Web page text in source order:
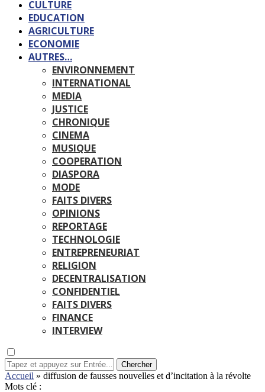
CULTURE
EDUCATION
AGRICULTURE
ECONOMIE
AUTRES…
ENVIRONNEMENT
INTERNATIONAL
MEDIA
JUSTICE
CHRONIQUE
CINEMA
MUSIQUE
COOPERATION
DIASPORA
MODE
FAITS DIVERS
OPINIONS
REPORTAGE
TECHNOLOGIE
ENTREPRENEURIAT
RELIGION
DECENTRALISATION
CONFIDENTIEL
FAITS DIVERS
FINANCE
INTERVIEW
Chercher
Accueil » diffusion de fausses nouvelles et d’incitation à la révolte
Mots clé :